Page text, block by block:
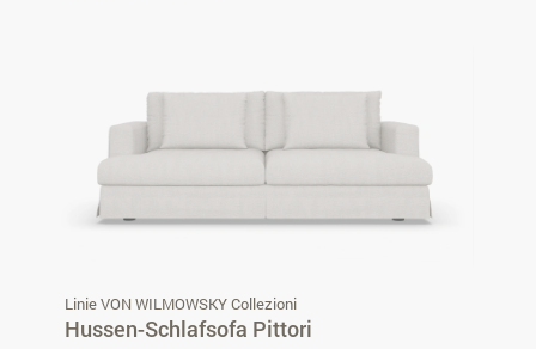
Linie VON WILMOWSKY Collezioni
Hussen-Schlafsofa Pittori